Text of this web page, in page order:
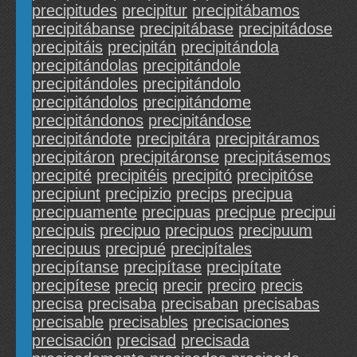
precipitudes precipitur precipitábamos
precipitábanse precipitábase precipitádose
precipitáis precipitán precipitándola
precipitándolas precipitándole
precipitándoles precipitándolo
precipitándolos precipitándome
precipitándonos precipitándose
precipitándote precipitára precipitáramos
precipitáron precipitáronse precipitásemos
precipité precipitéis precipitó precipitóse
precipiunt precipizio precips precipua
precipuamente precipuas precipue precipui
precipuis precipuo precipuos precipuum
precipuus precipué precipítales
precipítanse precipítase precipítate
precipítese preciq precir preciro precis
precisa precisaba precisaban precisabas
precisable precisables precisaciones
precisación precisad precisada